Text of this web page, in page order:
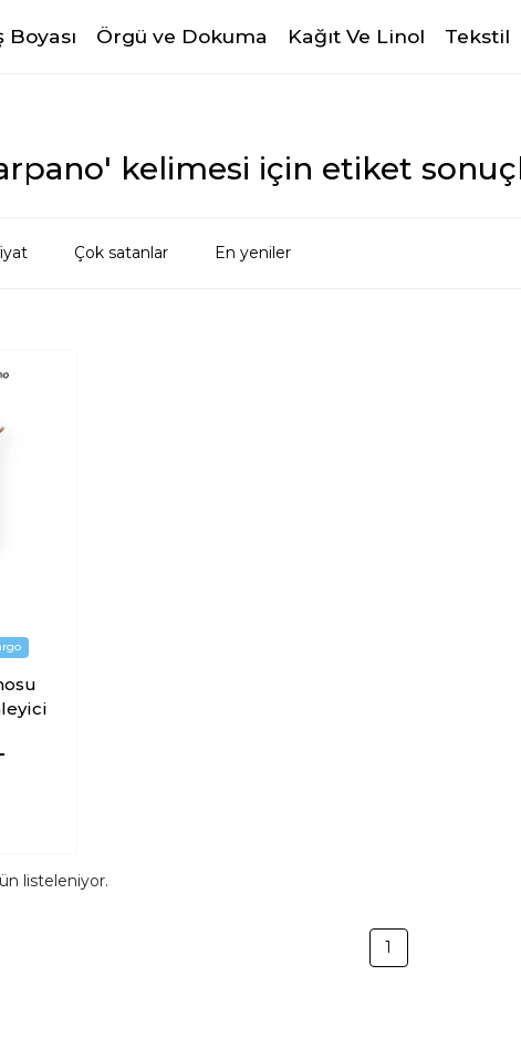
Boyası Örgü ve Dokuma Kağıt Ve Linol Tekstil
kelimesi için etiket
Çok satanlar En yeniler
listeleniyor.
1